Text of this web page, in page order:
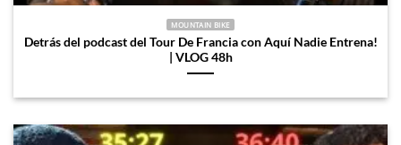
MOUNTAIN BIKE
Detrás del podcast del Tour De Francia con Aquí Nadie Entrena!
| VLOG 48h